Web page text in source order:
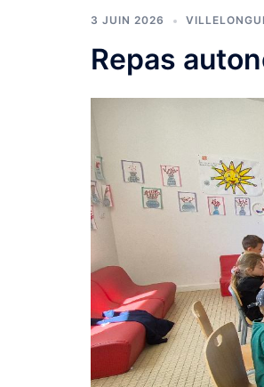
3 JUIN 2026
Repas